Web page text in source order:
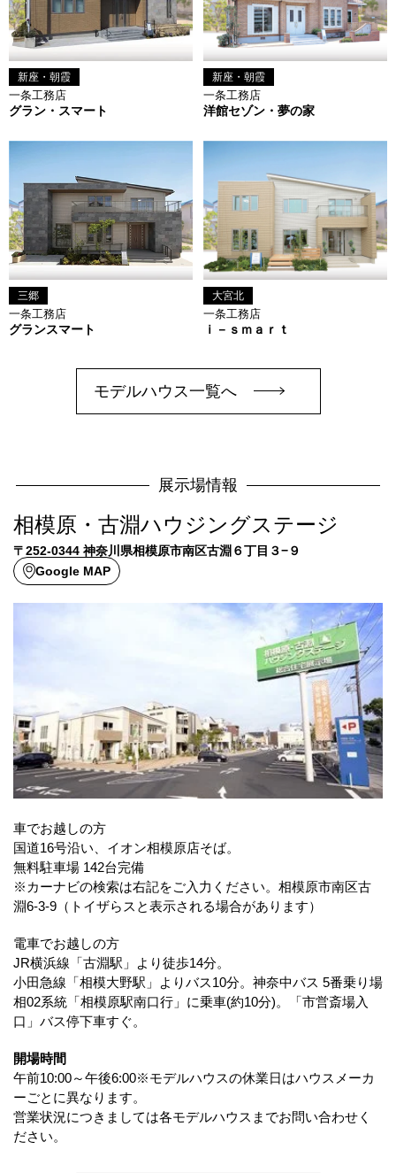
新座・朝霞
一条工務店
グラン・スマート
新座・朝霞
一条工務店
洋館セゾン・夢の家
三郷
一条工務店
グランスマート
大宮北
一条工務店
ｉ－ｓｍａｒｔ
モデルハウス一覧へ
展示場情報
相模原・古淵ハウジングステージ
〒252-0344 神奈川県相模原市南区古淵６丁目３−９
Google MAP
車でお越しの方
国道16号沿い、イオン相模原店そば。
無料駐車場 142台完備
※カーナビの検索は右記をご入力ください。相模原市南区古
淵6-3-9（トイザらスと表示される場合があります）
電車でお越しの方
JR横浜線「古淵駅」より徒歩14分。
小田急線「相模大野駅」よりバス10分。神奈中バス 5番乗り場
相02系統「相模原駅南口行」に乗車(約10分)。「市営斎場入
口」バス停下車すぐ。
開場時間
午前10:00～午後6:00※モデルハウスの休業日はハウスメーカ
ーごとに異なります。
営業状況につきましては各モデルハウスまでお問い合わせく
ださい。